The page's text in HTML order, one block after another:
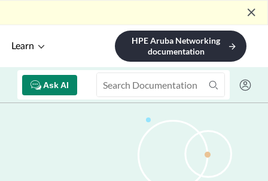
close
Learn
HPE Aruba Networking
documentation
arrow_forward
Ask AI